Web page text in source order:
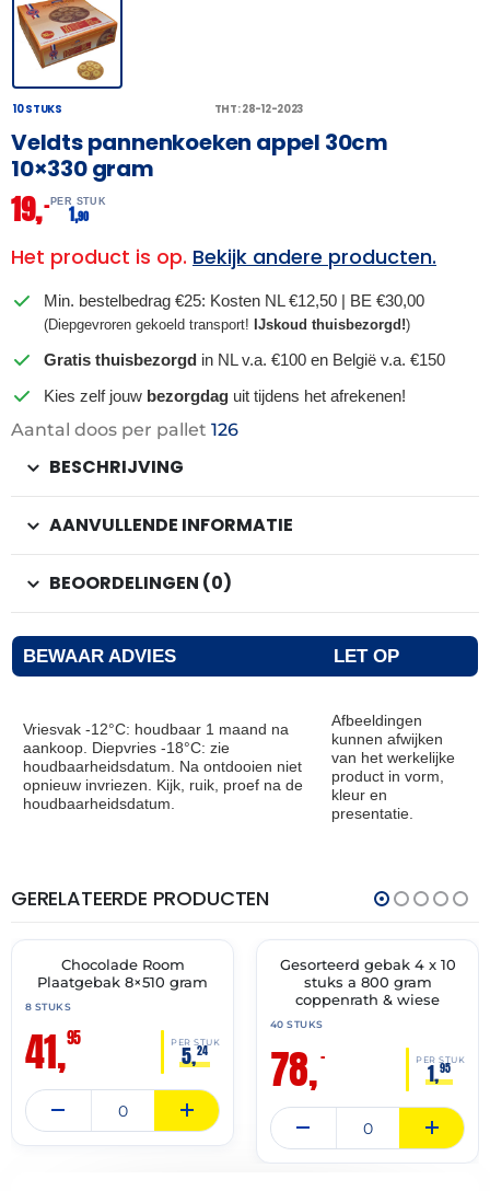
10 STUKS THT: 28-12-2023
Veldts pannenkoeken appel 30cm
10×330 gram
19,– PER STUK
1,90
Het product is op. Bekijk andere producten.
Min. bestelbedrag €25: Kosten NL €12,50 | BE €30,00
(Diepgevroren gekoeld transport! IJskoud thuisbezorgd!)
Gratis thuisbezorgd in NL v.a. €100 en België v.a. €150
Kies zelf jouw bezorgdag uit tijdens het afrekenen!
Aantal doos per pallet 126
BESCHRIJVING
AANVULLENDE INFORMATIE
BEOORDELINGEN (0)
BEWAAR ADVIES LET OP
Vriesvak -12°C: houdbaar 1 maand na
aankoop. Diepvries -18°C: zie
houdbaarheidsdatum. Na ontdooien niet
opnieuw invriezen. Kijk, ruik, proef na de
houdbaarheidsdatum.
Afbeeldingen
kunnen afwijken
van het werkelijke
product in vorm,
kleur en
presentatie.
GERELATEERDE PRODUCTEN
✓ VAST ASSORTIMENT
THT:
30-
Chocolade Room
Plaatgebak 8×510 gram
8 STUKS
41,95 PER STUK
5,24
✓ VAST ASSORTIMENT
Gesorteerd gebak 4 x 10
stuks a 800 gram
coppenrath & wiese
40 STUKS
78,– PER STUK
1,95